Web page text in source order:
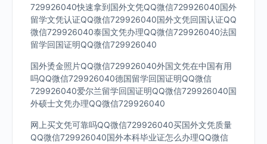
729926040快速拿到国外文凭QQ微信729926040国外
留学文凭认证QQ微信729926040国外文凭回国认证QQ
微信729926040泰国文凭办理QQ微信729926040法国
留学回国证明QQ微信729926040
国外烫金照片QQ微信729926040外国文凭在中国有用
吗QQ微信729926040德国留学回国证明QQ微信
729926040爱尔兰留学回国证明QQ微信729926040国
外硕士文凭办理QQ微信729926040
网上买文凭可靠吗QQ微信729926040买国外文凭质量
QQ微信729926040国外本科毕业证怎么办理QQ微信